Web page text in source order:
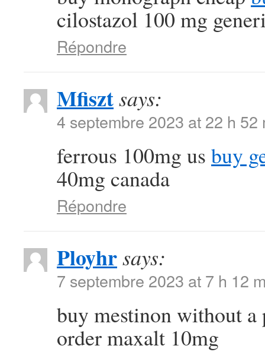
cilostazol 100 mg
Répondre
Mfisztsays:
4 septembre 2023 at 22 h 52
ferrous 100mg us buy
40mg canada
Répondre
Ployhrsays:
7 septembre 2023 at 7 h 12
buy mestinon without
order maxalt 10mg